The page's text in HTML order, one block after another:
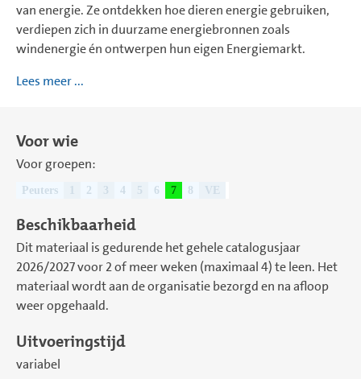
van energie. Ze ontdekken hoe dieren energie gebruiken,
verdiepen zich in duurzame energiebronnen zoals
windenergie én ontwerpen hun eigen Energiemarkt.
Lees meer ...
Voor wie
Voor groepen:
Peuters 2 3 4 5 6 7 8 VE
Beschikbaarheid
Dit materiaal is gedurende het gehele catalogusjaar
2026/2027 voor 2 of meer weken (maximaal 4) te leen. Het
materiaal wordt aan de organisatie bezorgd en na afloop
weer opgehaald.
Uitvoeringstijd
variabel